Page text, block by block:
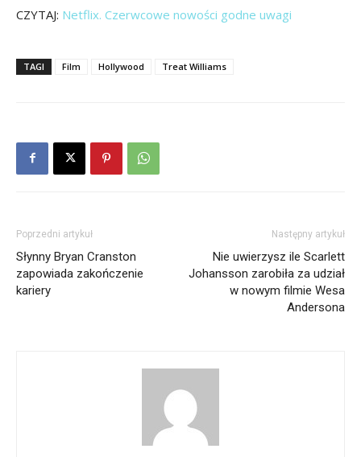
CZYTAJ: Netflix. Czerwcowe nowości godne uwagi
TAGI Film Hollywood Treat Williams
Poprzedni artykuł
Słynny Bryan Cranston
zapowiada zakończenie
kariery
Następny artykuł
Nie uwierzysz ile Scarlett
Johansson zarobiła za udział
w nowym filmie Wesa
Andersona